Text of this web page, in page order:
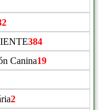
384
Canina19
2